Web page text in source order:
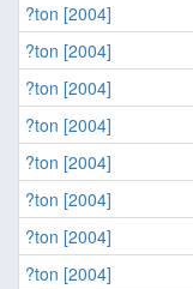
?ton [2004]
?ton [2004]
?ton [2004]
?ton [2004]
?ton [2004]
?ton [2004]
?ton [2004]
?ton [2004]